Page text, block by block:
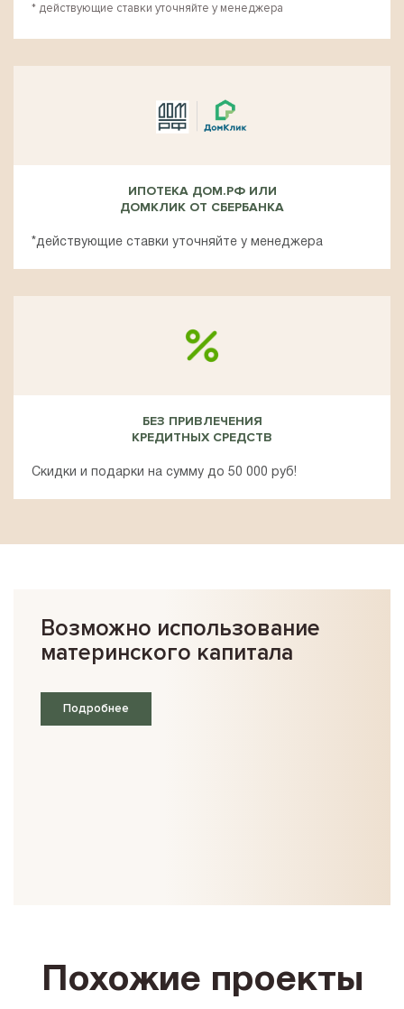
* действующие ставки уточняйте у менеджера
ИПОТЕКА ДОМ.РФ ИЛИ
ДОМКЛИК ОТ СБЕРБАНКА
*действующие ставки уточняйте у менеджера
БЕЗ ПРИВЛЕЧЕНИЯ
КРЕДИТНЫХ СРЕДСТВ
Скидки и подарки на сумму до 50 000 руб!
Возможно использование
материнского капитала
Подробнее
Похожие проекты